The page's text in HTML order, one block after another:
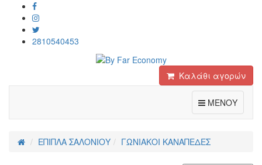
2810540453
Καλάθι αγορών
ΜΕΝΟΥ
ΕΠΙΠΛΑ ΣΑΛΟΝΙΟΥ ΓΩΝΙΑΚΟΙ ΚΑΝΑΠΕΔΕΣ